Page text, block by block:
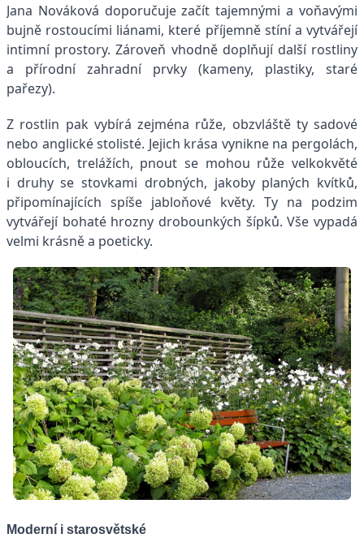
Jana Nováková doporučuje začít tajemnými a voňavými
bujně rostoucími liánami, které příjemně stíní a vytvářejí
intimní prostory. Zároveň vhodně doplňují další rostliny
a přírodní zahradní prvky (kameny, plastiky, staré
pařezy).
Z rostlin pak vybírá zejména růže, obzvláště ty sadové
nebo anglické stolisté. Jejich krása vynikne na pergolách,
obloucích, trelážích, pnout se mohou růže velkokvěté
i druhy se stovkami drobných, jakoby planých kvítků,
připomínajících spíše jabloňové květy. Ty na podzim
vytvářejí bohaté hrozny drobounkých šípků. Vše vypadá
velmi krásně a poeticky.
Moderní i starosvětské